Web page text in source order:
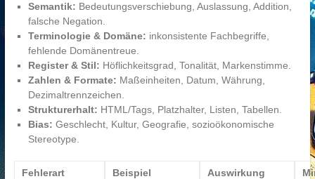
Semantik: Bedeutungsverschiebung, Auslassung, Addition,
falsche Negation.
Terminologie & Domäne: inkonsistente Fachbegriffe,
fehlende Domänentreue.
Register & Stil: Höflichkeitsgrad, Tonalität, Markenstimme.
Zahlen & Formate: Maßeinheiten, Datum, Währung,
Dezimaltrennzeichen.
Strukturerhalt: HTML/Tags, Platzhalter, Listen, Tabellen.
Bias: Geschlecht, Kultur, Geografie, sozioökonomische
Stereotype.
Fehlerart Beispiel Auswirkung